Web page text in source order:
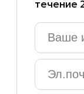
течение
Ваше
имя*
Эл.почта